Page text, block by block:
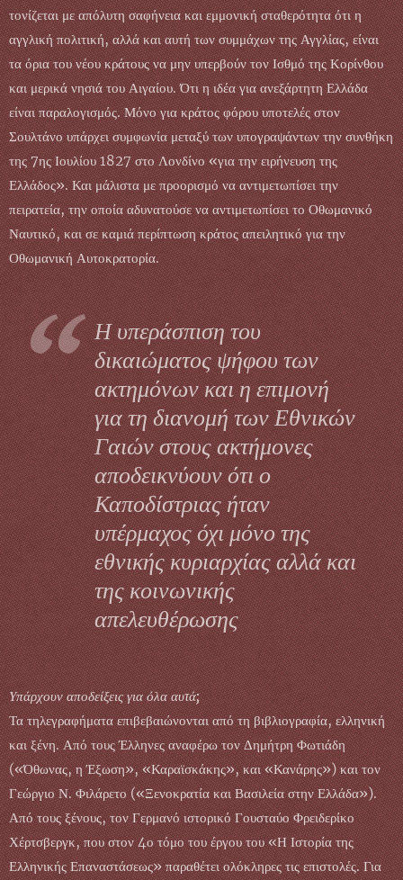
τονίζεται με απόλυτη σαφήνεια και εμμονική σταθερότητα ότι η
αγγλική πολιτική, αλλά και αυτή των συμμάχων της Αγγλίας, είναι
τα όρια του νέου κράτους να μην υπερβούν τον Ισθμό της Κορίνθου
και μερικά νησιά του Αιγαίου. Ότι η ιδέα για ανεξάρτητη Ελλάδα
είναι παραλογισμός. Μόνο για κράτος φόρου υποτελές στον
Σουλτάνο υπάρχει συμφωνία μεταξύ των υπογραψάντων την συνθήκη
της 7ης Ιουλίου 1827 στο Λονδίνο «για την ειρήνευση της
Ελλάδος». Και μάλιστα με προορισμό να αντιμετωπίσει την
πειρατεία, την οποία αδυνατούσε να αντιμετωπίσει το Οθωμανικό
Ναυτικό, και σε καμιά περίπτωση κράτος απειλητικό για την
Οθωμανική Αυτοκρατορία.
Η υπεράσπιση του
δικαιώματος ψήφου των
ακτημόνων και η επιμονή
για τη διανομή των Εθνικών
Γαιών στους ακτήμονες
αποδεικνύουν ότι ο
Καποδίστριας ήταν
υπέρμαχος όχι μόνο της
εθνικής κυριαρχίας αλλά και
της κοινωνικής
απελευθέρωσης
Υπάρχουν αποδείξεις για όλα αυτά;
Τα τηλεγραφήματα επιβεβαιώνονται από τη βιβλιογραφία, ελληνική
και ξένη. Από τους Έλληνες αναφέρω τον Δημήτρη Φωτιάδη
(«Όθωνας, η Έξωση», «Καραϊσκάκης», και «Κανάρης») και τον
Γεώργιο Ν. Φιλάρετο («Ξενοκρατία και Βασιλεία στην Ελλάδα»).
Από τους ξένους, τον Γερμανό ιστορικό Γουσταύο Φρειδερίκο
Χέρτσβεργκ, που στον 4ο τόμο του έργου του «Η Ιστορία της
Ελληνικής Επαναστάσεως» παραθέτει ολόκληρες τις επιστολές. Για